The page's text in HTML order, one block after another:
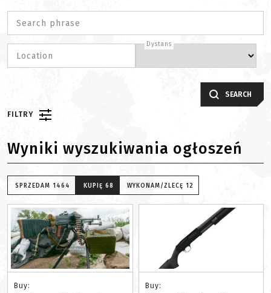
Search phrase
Location
Dystans
SEARCH
FILTRY
Wyniki wyszukiwania ogłoszeń
SPRZEDAM 1464 KUPIĘ 68 WYKONAM/ZLECĘ 12
Buy: Buy: